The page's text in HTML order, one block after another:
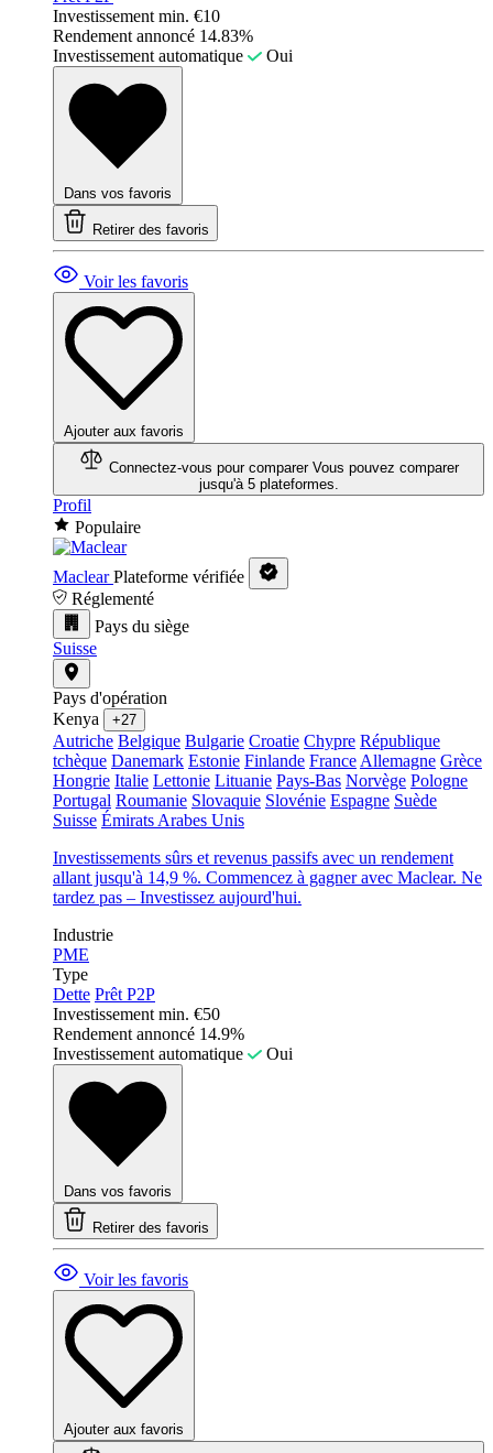
Investissement min. €10
Rendement annoncé 14.83%
Investissement automatique
Oui
Dans vos favoris
Retirer des favoris
Voir les favoris
Ajouter aux favoris
Connectez-vous pour comparer Vous pouvez comparer
jusqu'à 5 plateformes.
Profil
Populaire
Maclear Plateforme vérifiée
Réglementé
Pays du siège
Suisse
Pays d'opération
Kenya
+27
Autriche Belgique Bulgarie Croatie Chypre République
tchèque Danemark Estonie Finlande France Allemagne Grèce
Hongrie Italie Lettonie Lituanie Pays-Bas Norvège Pologne
Portugal Roumanie Slovaquie Slovénie Espagne Suède
Suisse Émirats Arabes Unis
Investissements sûrs et revenus passifs avec un rendement
allant jusqu'à 14,9 %. Commencez à gagner avec Maclear. Ne
tardez pas – Investissez aujourd'hui.
Industrie
PME
Type
Dette Prêt P2P
Investissement min. €50
Rendement annoncé 14.9%
Investissement automatique
Oui
Dans vos favoris
Retirer des favoris
Voir les favoris
Ajouter aux favoris